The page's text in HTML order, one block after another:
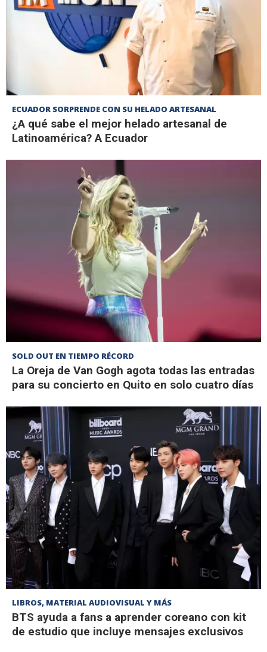
ECUADOR SORPRENDE CON SU HELADO ARTESANAL
¿A qué sabe el mejor helado artesanal de
Latinoamérica? A Ecuador
SOLD OUT EN TIEMPO RÉCORD
La Oreja de Van Gogh agota todas las entradas
para su concierto en Quito en solo cuatro días
LIBROS, MATERIAL AUDIOVISUAL Y MÁS
BTS ayuda a fans a aprender coreano con kit
de estudio que incluye mensajes exclusivos